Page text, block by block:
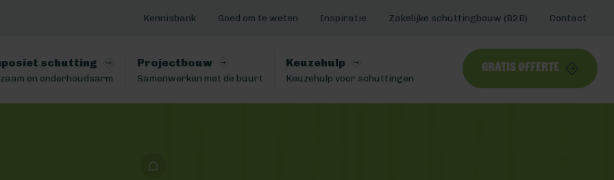
Kennisbank Goed om te weten Inspiratie Zakelijke schuttingbouw (B2B) Contact
schutting
en onderhoudsarm
Projectbouw
Samenwerken met de buurt
Keuzehulp
Keuzehulp voor schuttingen
Gratis offerte